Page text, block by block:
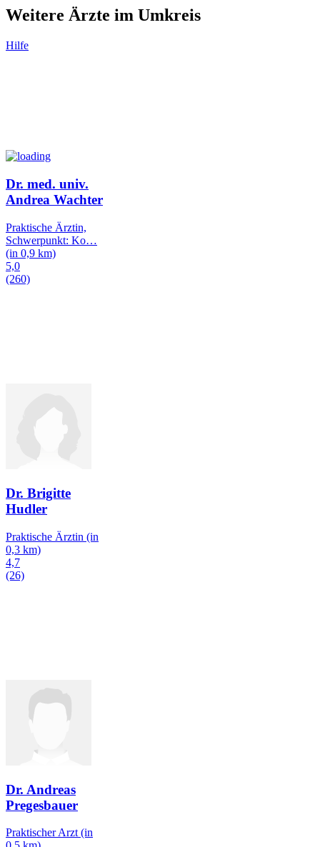
Weitere Ärzte im Umkreis
Hilfe
Dr. med. univ.
Andrea Wachter
Praktische Ärztin,
Schwerpunkt: Ko…
(in 0,9 km)
5,0
(260)
Dr. Brigitte
Hudler
Praktische Ärztin (in
0,3 km)
4,7
(26)
Dr. Andreas
Pregesbauer
Praktischer Arzt (in